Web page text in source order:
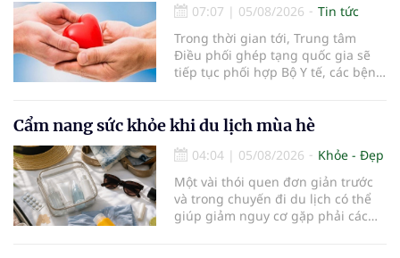
07:07 | 05/08/2026
Tin tức
Trong thời gian tới, Trung tâm
Điều phối ghép tạng quốc gia sẽ
tiếp tục phối hợp Bộ Y tế, các bệnh
cường truyền thông, hoàn thiện
quy trình chuyên môn và hệ thống
pháp luật để thúc đẩy lĩn
Cẩm nang sức khỏe khi du lịch mùa hè
04:04 | 05/08/2026
Khỏe - Đẹp
Một vài thói quen đơn giản trước
và trong chuyến đi du lịch có thể
giúp giảm nguy cơ gặp phải các